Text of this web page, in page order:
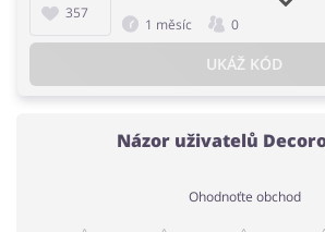
357
1 měsíc 0
UKÁŽ KÓD
Názor uživatelů
Ohodnoťte obchod